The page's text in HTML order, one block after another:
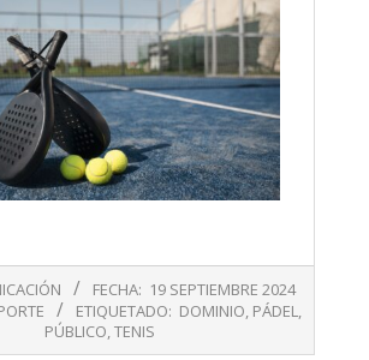
FECHA: 19 SEPTIEMBRE 2024
ETIQUETADO: DOMINIO, PÁDEL,
PÚBLICO,TENIS